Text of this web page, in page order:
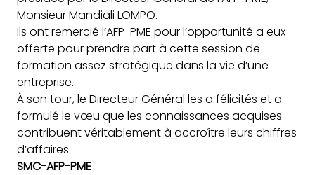
Monsieur Mandiali LOMPO.
Ils ont remercié l’AFP-PME pour l’opportunité a eux
offerte pour prendre part à cette session de
formation assez stratégique dans la vie d’une
entreprise.
À son tour, le Directeur Général les a félicités et a
formulé le vœu que les connaissances acquises
contribuent véritablement à accroître leurs chiffres
d’affaires.
SMC-AFP-PME